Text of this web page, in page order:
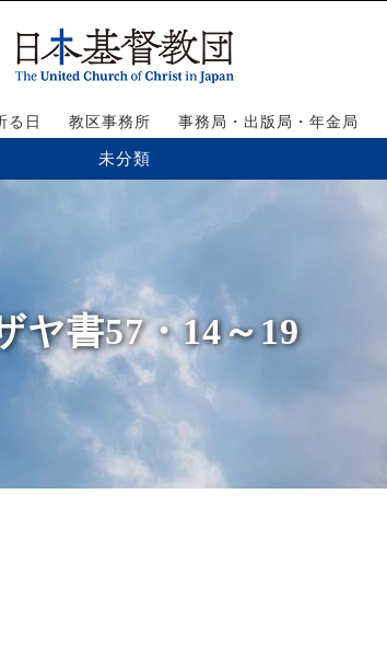
る日 教区事務所 事務局・出版局・年金局
未分類
ヤ書57・14～19